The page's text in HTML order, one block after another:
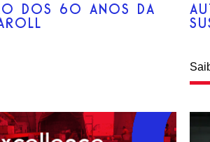
DOS 60 ANOS DA